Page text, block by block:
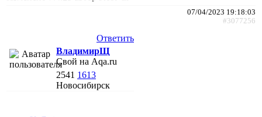
07/04/2023 19:18:03
#3077256
Ответить
ВладимирЩ
Свой на Aqa.ru
2541 1613
Новосибирск